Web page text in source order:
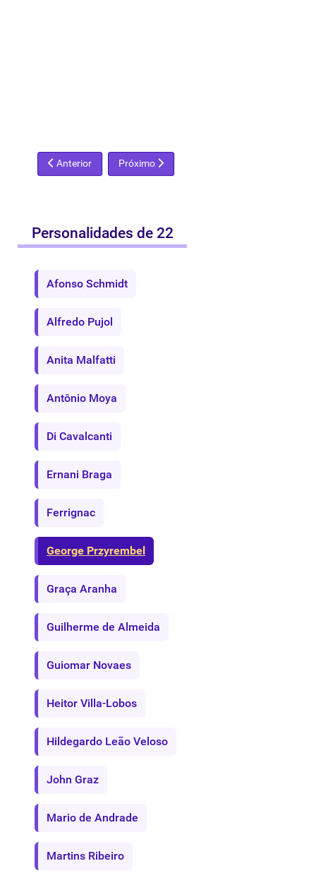
Artigo anterior: Graça Aranha
Anterior Próximo artigo: Ferrignac
Próximo
Personalidades de 22
Afonso Schmidt
Alfredo Pujol
Anita Malfatti
Antônio Moya
Di Cavalcanti
Ernani Braga
Ferrignac
George Przyrembel
Graça Aranha
Guilherme de Almeida
Guiomar Novaes
Heitor Villa-Lobos
Hildegardo Leão Veloso
John Graz
Mario de Andrade
Martins Ribeiro